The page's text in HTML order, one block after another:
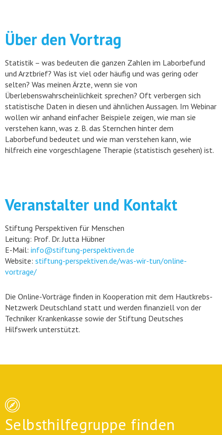
Über den Vortrag
Statistik – was bedeuten die ganzen Zahlen im Laborbefund
und Arztbrief? Was ist viel oder häufig und was gering oder
selten? Was meinen Ärzte, wenn sie von
Überlebenswahrscheinlichkeit sprechen? Oft verbergen sich
statistische Daten in diesen und ähnlichen Aussagen. Im Webinar
wollen wir anhand einfacher Beispiele zeigen, wie man sie
verstehen kann, was z. B. das Sternchen hinter dem
Laborbefund bedeutet und wie man verstehen kann, wie
hilfreich eine vorgeschlagene Therapie (statistisch gesehen) ist.
Veranstalter und Kontakt
Stiftung Perspektiven für Menschen
Leitung: Prof. Dr. Jutta Hübner
E-Mail: info@stiftung-perspektiven.de
Website: stiftung-perspektiven.de/was-wir-tun/online-
vortrage/
Die Online-Vorträge finden in Kooperation mit dem Hautkrebs-
Netzwerk Deutschland statt und werden finanziell von der
Techniker Krankenkasse sowie der Stiftung Deutsches
Hilfswerk unterstützt.
Selbsthilfegruppe finden